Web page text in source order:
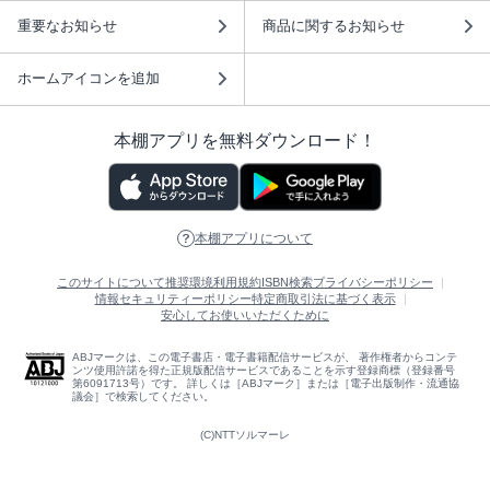
重要なお知らせ 商品に関するお知らせ
ホームアイコンを追加
本棚アプリを無料ダウンロード！
本棚アプリについて
このサイトについて推奨環境利用規約 ISBN検索プライバシーポリシー
情報セキュリティーポリシー特定商取引法に基づく表示
安心してお使いいただくために
ABJマークは、この電子書店・電子書籍配信サービスが、 著作権者からコンテ
ンツ使用許諾を得た正規版配信サービスであることを示す登録商標（登録番号
第6091713号）です。 詳しくは［ABJマーク］または［電子出版制作・流通協
議会］で検索してください。
(C)NTTソルマーレ